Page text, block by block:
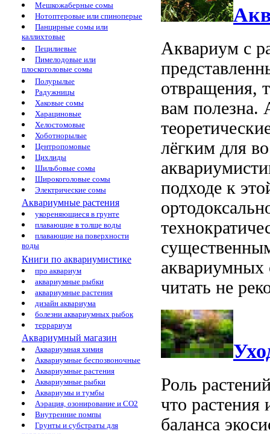
Мешкожаберные сомы
Нотоптеровые или спиноперые
Панцирные сомы или
каллихтовые
Пецилиевые
Пимелодовые или
плоскоголовые сомы
Полурылые
Радужницы
Хаковые сомы
Харациновые
Хелостомовые
Хоботнорылые
Центропомовые
Цихлиды
Шильбовые сомы
Широкоголовые сомы
Электрические сомы
Аквариумные растения
укореняющиеся в грунте
плавающие в толще воды
плавающие на поверхности
воды
Книги по аквариумистике
про аквариум
аквариумные рыбки
аквариумные растения
дизайн аквариума
болезни аквариумных рыбок
террариум
Аквариумный магазин
Аквариумная химия
Аквариумные беспозвоночные
Аквариумные растения
Аквариумные рыбки
Аквариумы и тумбы
Аэрация, озонирование и CO2
Внутренние помпы
Грунты и субстраты для
Аквариум с
отвращения,
вам полезна.
лёгким для
подходе к
аквариумных
читать не
Роль
что
баланса